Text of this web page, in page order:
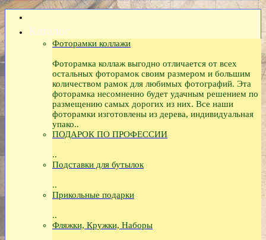
Каталог
Фоторамки коллажи
Фоторамка коллаж выгодно отличается от всех
остальных фоторамок своим размером и большим
количеством рамок для любимых фотографий. Эта
фоторамка несомненно будет удачным решением по
размещению самых дорогих из них. Все наши
фоторамки изготовлены из дерева, индивидуальная
упако..
ПОДАРОК ПО ПРОФЕССИИ
..
Подставки для бутылок
..
Прикольные подарки
..
Фляжки, Кружки, Наборы